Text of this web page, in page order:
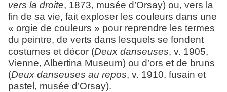
vers la droite, 1873, musée d’Orsay) ou, vers la
fin de sa vie, fait exploser les couleurs dans une
« orgie de couleurs » pour reprendre les termes
du peintre, de verts dans lesquels se fondent
costumes et décor (Deux danseuses, v. 1905,
Vienne, Albertina Museum) ou d’ors et de bruns
(Deux danseuses au repos, v. 1910, fusain et
pastel, musée d’Orsay).